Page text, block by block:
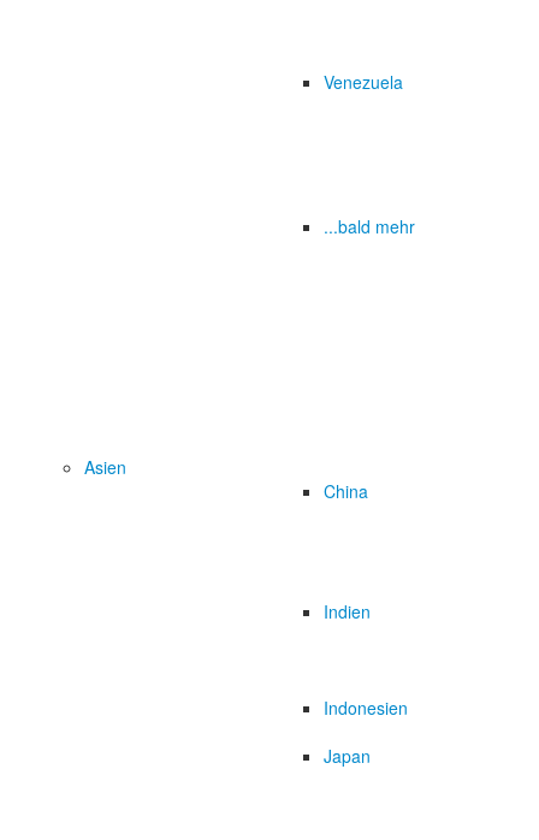
Venezuela
...bald mehr
Asien
China
Indien
Indonesien
Japan